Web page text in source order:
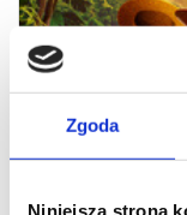
Zgoda
Niniejsza strona